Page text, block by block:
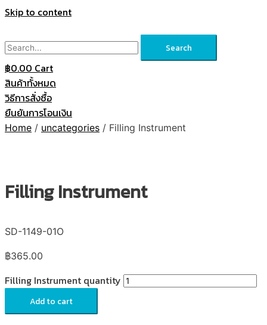
Skip to content
Search
฿0.00 Cart
สินค้าทั้งหมด
วิธีการสั่งซื้อ
ยืนยันการโอนเงิน
Home / uncategories / Filling Instrument
Filling Instrument
SD-1149-01O
฿365.00
Filling Instrument quantity
Add to cart